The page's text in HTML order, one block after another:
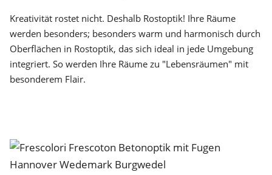
Kreativität rostet nicht. Deshalb Rostoptik! Ihre Räume
werden besonders; besonders warm und harmonisch durch
Oberflächen in Rostoptik, das sich ideal in jede Umgebung
integriert. So werden Ihre Räume zu "Lebensräumen" mit
besonderem Flair.